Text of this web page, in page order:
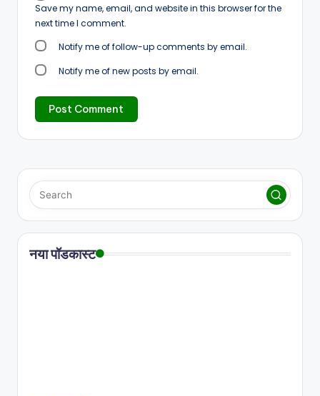
Save my name, email, and website in this browser for the
next time I comment.
Notify me of follow-up comments by email.
Notify me of new posts by email.
नया पॉडकास्ट